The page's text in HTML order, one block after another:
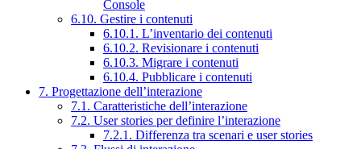
Console
6.10. Gestire i contenuti
6.10.1. L’inventario dei contenuti
6.10.2. Revisionare i contenuti
6.10.3. Migrare i contenuti
6.10.4. Pubblicare i contenuti
7. Progettazione dell’interazione
7.1. Caratteristiche dell’interazione
7.2. User stories per definire l’interazione
7.2.1. Differenza tra scenari e user stories